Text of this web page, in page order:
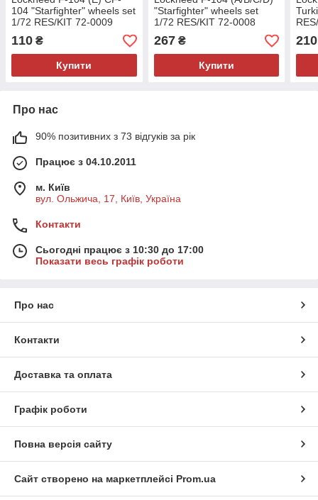
104 "Starfighter" wheels set
1/72 RES/KIT 72-0009
110 ₴
Купити
"Starfighter" wheels set
1/72 RES/KIT 72-0008
267₴
Купити
210
Про нас
90% позитивних з 73 відгуків за рік
Працює з 04.10.2011
м. Київ
вул. Ольжича, 17, Київ, Україна
Контакти
Сьогодні працює з 10:30 до 17:00
Показати весь графік роботи
Про нас
Контакти
Доставка та оплата
Графік роботи
Повна версія сайту
Сайт створено на маркетплейсі Prom.ua